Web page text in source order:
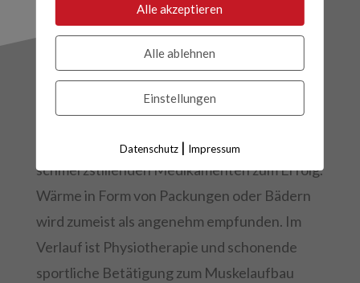
BEHANDLUNG:
In den meisten Fällen (ca. 90 %) führt eine
konservative Behandlung mit Schonung und
schmerzstillenden Medikamenten zum Erfolg.
Wärme in Form von Packungen oder Bädern
wird zumeist als angenehm empfunden. Im
Verlauf ist Physiotherapie und schonende
sportliche Betätigung zum Muskelaufbau
Alle akzeptieren
Alle ablehnen
Einstellungen
Datenschutz| Impressum